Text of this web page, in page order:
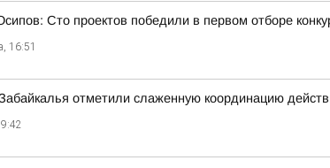
Сто проектов победили в первом отборе
16:51
отметили слаженную координацию